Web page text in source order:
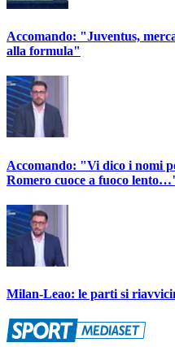
Accomando: "Juventus,
alla formula"
Accomando: "Vi dico i nomi
Romero cuoce a fuoco
Milan-Leao: le parti si